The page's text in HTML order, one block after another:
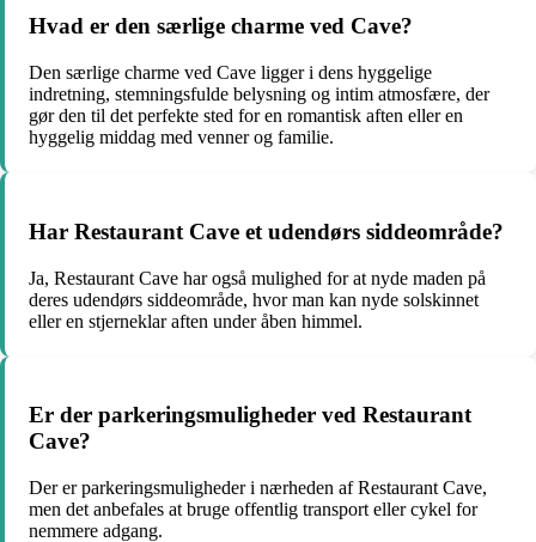
Hvad er den særlige charme ved Cave?
Den særlige charme ved Cave ligger i dens hyggelige
indretning, stemningsfulde belysning og intim atmosfære, der
gør den til det perfekte sted for en romantisk aften eller en
hyggelig middag med venner og familie.
Har Restaurant Cave et udendørs siddeområde?
Ja, Restaurant Cave har også mulighed for at nyde maden på
deres udendørs siddeområde, hvor man kan nyde solskinnet
eller en stjerneklar aften under åben himmel.
Er der parkeringsmuligheder ved Restaurant
Cave?
Der er parkeringsmuligheder i nærheden af Restaurant Cave,
men det anbefales at bruge offentlig transport eller cykel for
nemmere adgang.